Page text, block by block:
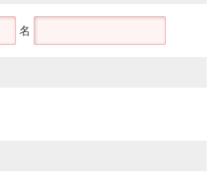
名